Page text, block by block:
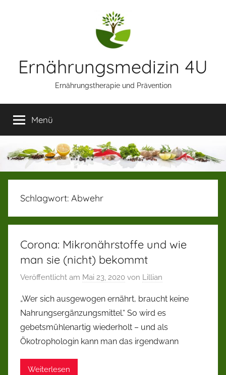
Ernährungsmedizin 4U
Ernährungstherapie und Prävention
Menü
Schlagwort: Abwehr
Corona: Mikronährstoffe und wie
man sie (nicht) bekommt
Veröffentlicht am Mai 23, 2020 von Lillian
„Wer sich ausgewogen ernährt, braucht keine
Nahrungsergänzungsmittel.“ So wird es
gebetsmühlenartig wiederholt – und als
Ökotrophologin kann man das irgendwann
Weiterlesen